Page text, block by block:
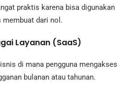
praktis karena bisa digunakan
membuat dari nol.
Layanan (SaaS)
di mana pengguna mengakses
bulanan atau tahunan.